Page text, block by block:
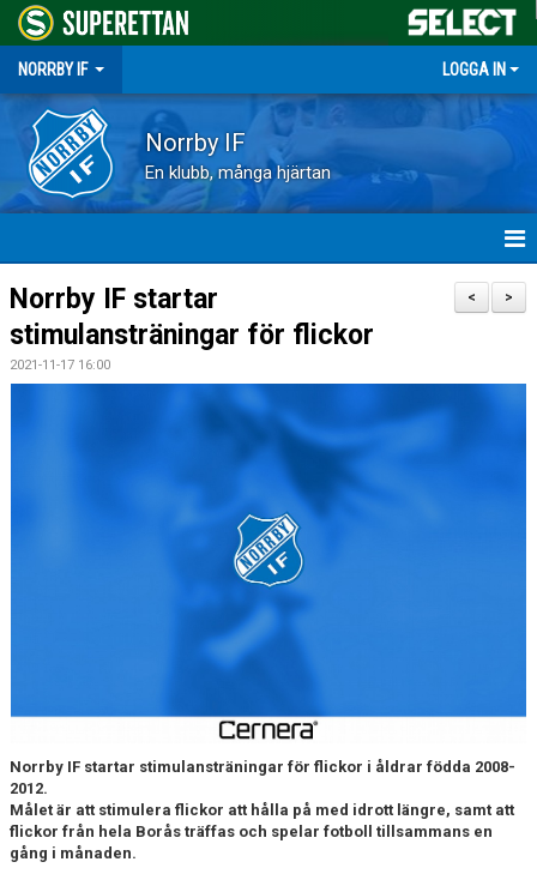
NORRBY IF LOGGA IN
Norrby IF
En klubb, många hjärtan
HEM
NYHETER
FÖRENINGEN
>
<
Norrby IF startar
stimulansträningar för flickor
2021-11-17 16:00
Norrby IF startar stimulansträningar för flickor i åldrar födda 2008-
2012.
Målet är att stimulera flickor att hålla på med idrott längre, samt att
flickor från hela Borås träffas och spelar fotboll tillsammans en
gång i månaden.